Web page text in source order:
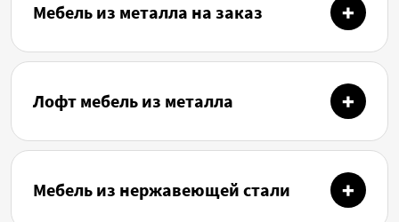
Мебель из металла на заказ
Лофт мебель из металла
Мебель из нержавеющей стали